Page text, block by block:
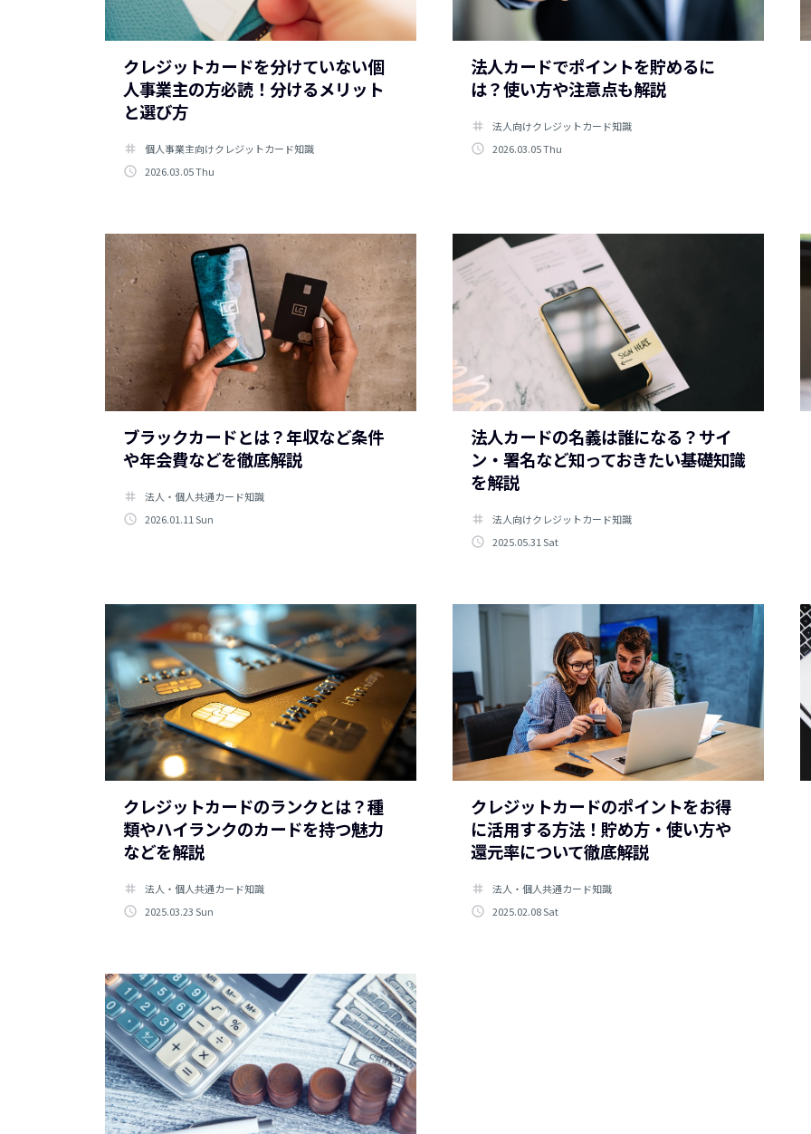
クレジットカードを分けていない個
人事業主の方必読！分けるメリット
と選び方
tag
個人事業主向けクレジットカード知識
access_time 2026.03.05 Thu
法人カードでポイントを貯めるに
は？使い方や注意点も解説
tag
法人向けクレジットカード知識
access_time 2026.03.05 Thu
ブラックカードとは？年収など条件
や年会費などを徹底解説
tag
法人・個人共通カード知識
access_time 2026.01.11 Sun
法人カードの名義は誰になる？サイ
ン・署名など知っておきたい基礎知識
を解説
tag
法人向けクレジットカード知識
access_time 2025.05.31 Sat
クレジットカードのランクとは？種
類やハイランクのカードを持つ魅力
などを解説
tag
法人・個人共通カード知識
access_time 2025.03.23 Sun
クレジットカードのポイントをお得
に活用する方法！貯め方・使い方や
還元率について徹底解説
tag
法人・個人共通カード知識
access_time 2025.02.08 Sat